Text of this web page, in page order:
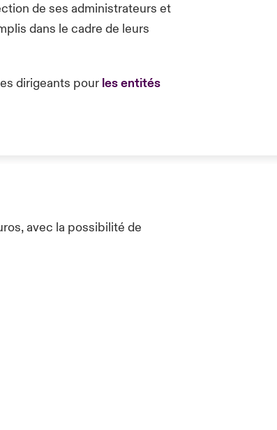
de ses administrateurs et
dans le cadre de leurs
dirigeants pour les entités
avec la possibilité de